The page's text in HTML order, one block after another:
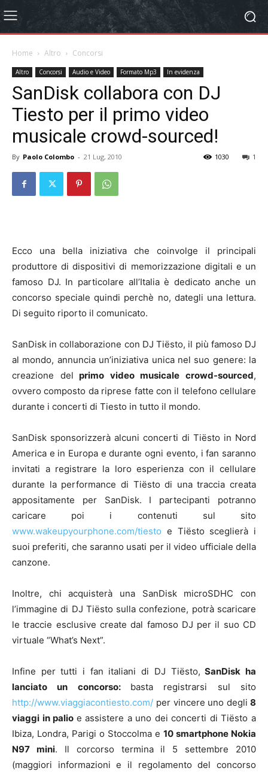
Home Altro Concorsi
Altro Concorsi Audio e Video Formato Mp3 In evidenza
SanDisk collabora con DJ
Tiesto per il primo video
musicale crowd-sourced!
By Paolo Colombo - 21 Lug, 2010 1
1030
Ecco una bella iniziativa che coinvolge il principali
produttore di dispositivi di memorizzazione digitali e un
famoso DJ. In particolare all’Italia è dedicato anche un
concorso speciale quindi perchè no, dategli una lettura.
Di seguito riporto il comunicato.
SanDisk in collaborazione con DJ Tiësto, il più famoso DJ
al mondo, annuncia un’iniziativa unica nel suo genere: la
creazione del primo video musicale crowd-sourced,
ovvero composto da riprese fatte con il telefono cellulare
durante i concerti di Tiesto in tutto il mondo.
SanDisk sponsorizzerà alcuni concerti di Tiësto in Nord
America e in Europa e durante ogni evento, i fan saranno
invitati a registrare la loro esperienza con il cellulare
durante la performance di Tiësto di una traccia creata
appositamente per SanDisk. I partecipanti potranno
caricare poi i contenuti sul sito
www.wakeupyourphone.com/tiesto e Tiësto sceglierà i
suoi preferiti, che saranno usati per il video ufficiale della
canzone.
Inoltre, chi acquisterà una SanDisk microSDHC con
l’immagine di DJ Tiësto sulla confezione, potrà scaricare
le traccie esclusive create dal famoso DJ per il suo CD
virtuale “What’s Next”.
Infine per tutti i fan italiani di DJ Tiësto, SanDisk ha
lanciato un concorso: basta registrarsi sul sito
http://www.viaggiacontiesto.com/ per vincere uno degli 8
viaggi in palio e assistere a uno dei concerti di Tiësto a
Ibiza, Londra, Parigi o Stoccolma e 10 smartphone Nokia
N97 mini. Il corcorso termina il 5 settembre 2010
(maggiori informazioni e il regolamento del concorso